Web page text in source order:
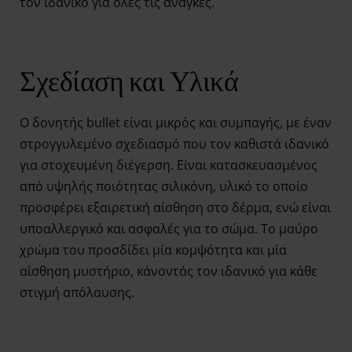
Σχεδίαση και Υλικά
Ο δονητής bullet είναι μικρός και συμπαγής, με έναν
στρογγυλεμένο σχεδιασμό που τον καθιστά ιδανικό
για στοχευμένη διέγερση. Είναι κατασκευασμένος
από υψηλής ποιότητας σιλικόνη, υλικό το οποίο
προσφέρει εξαιρετική αίσθηση στο δέρμα, ενώ είναι
υποαλλεργικό και ασφαλές για το σώμα. Το μαύρο
χρώμα του προσδίδει μία κομψότητα και μία
αίσθηση μυστήριο, κάνοντάς τον ιδανικό για κάθε
στιγμή απόλαυσης.